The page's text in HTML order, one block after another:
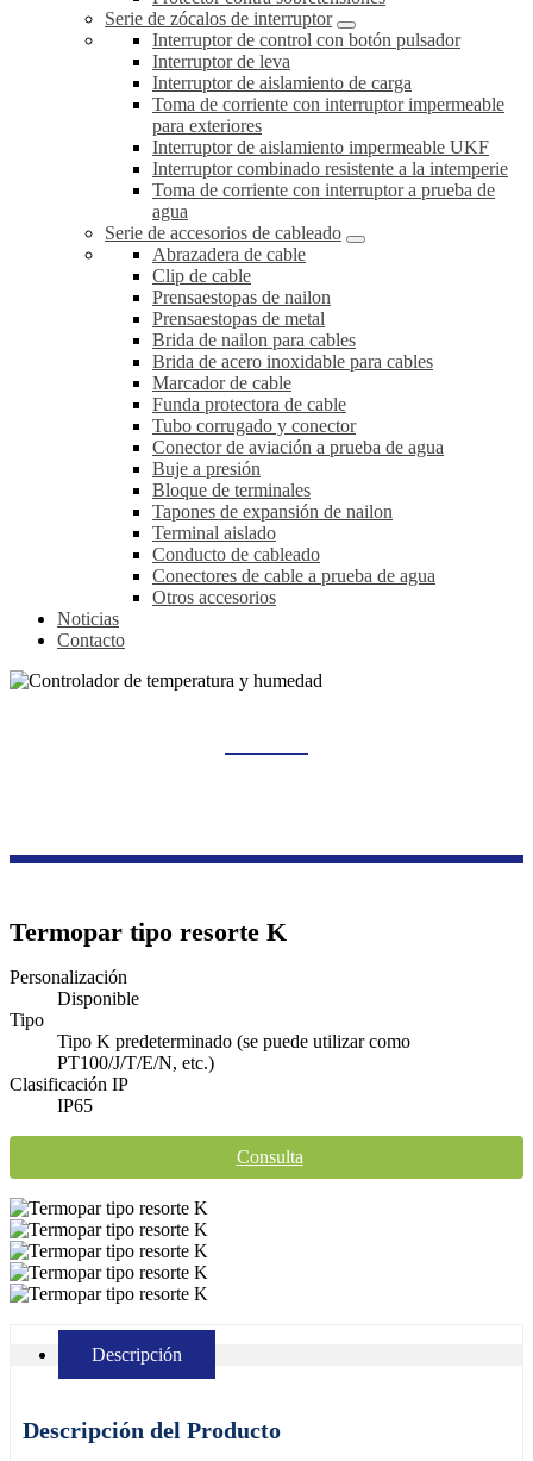
Serie de zócalos de interruptor
Interruptor de control con botón pulsador
Interruptor de leva
Interruptor de aislamiento de carga
Toma de corriente con interruptor impermeable
para exteriores
Interruptor de aislamiento impermeable UKF
Interruptor combinado resistente a la intemperie
Toma de corriente con interruptor a prueba de
agua
Serie de accesorios de cableado
Abrazadera de cable
Clip de cable
Prensaestopas de nailon
Prensaestopas de metal
Brida de nailon para cables
Brida de acero inoxidable para cables
Marcador de cable
Funda protectora de cable
Tubo corrugado y conector
Conector de aviación a prueba de agua
Buje a presión
Bloque de terminales
Tapones de expansión de nailon
Terminal aislado
Conducto de cableado
Conectores de cable a prueba de agua
Otros accesorios
Noticias
Contacto
Termopar tipo resorte K
Personalización
Disponible
Tipo
Tipo K predeterminado (se puede utilizar como
PT100/J/T/E/N, etc.)
Clasificación IP
IP65
Consulta
Descripción
Descripción del Producto